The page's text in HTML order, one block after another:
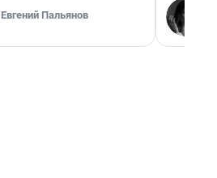
Евгений Пальянов